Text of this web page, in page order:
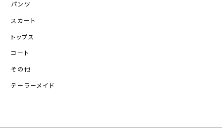
パンツ
スカート
トップス
コート
その他
テーラーメイド